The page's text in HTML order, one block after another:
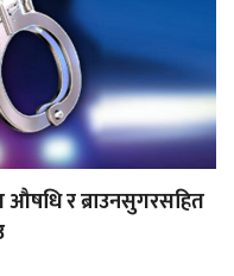
औषधि र ब्राउनसुगरसहित